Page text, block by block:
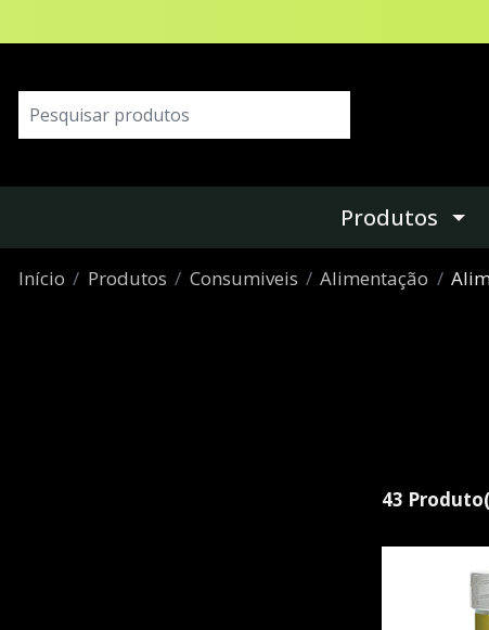
Produtos
Início Produtos Consumiveis Alimentação
43